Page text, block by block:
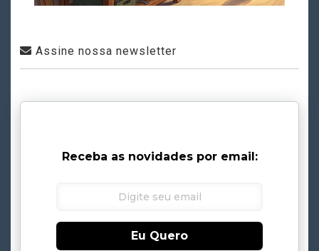
Assine nossa newsletter
Receba as novidades por email:
Eu Quero